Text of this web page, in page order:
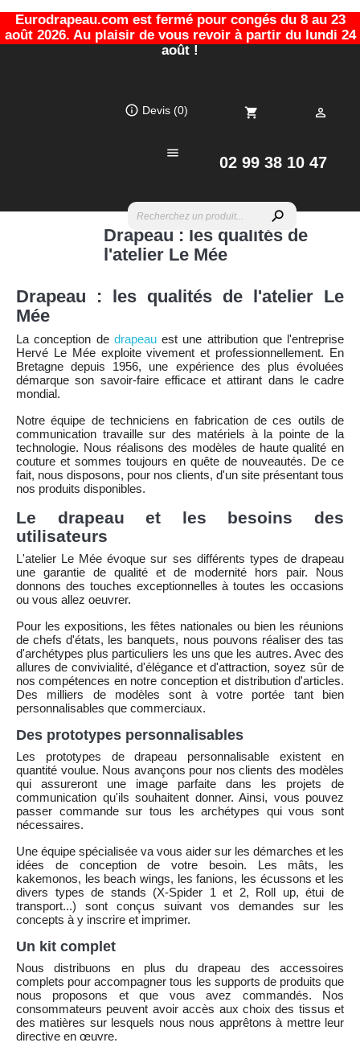
Eurodrapeau.com est fermé pour congés du 8 au 23
août 2026. Au plaisir de vous revoir à partir du lundi 24
août !
02 99 38 10 47
info_outline Devis (0)
search

shopping_cart 
Drapeau : les qualités de
l'atelier Le Mée
Drapeau : les qualités de l'atelier Le
Mée
La conception de drapeauest une attribution que l'entreprise
Hervé Le Mée exploite vivement et professionnellement. En
Bretagne depuis 1956, une expérience des plus évoluées
démarque son savoir-faire efficace et attirant dans le cadre
mondial.
Notre équipe de techniciens en fabrication de ces outils de
communication travaille sur des matériels à la pointe de la
technologie. Nous réalisons des modèles de haute qualité en
couture et sommes toujours en quête de nouveautés. De ce
fait, nous disposons, pour nos clients, d'un site présentant tous
nos produits disponibles.
Le drapeau et les besoins des
utilisateurs
L'atelier Le Mée évoque sur ses différents types de drapeau
une garantie de qualité et de modernité hors pair. Nous
donnons des touches exceptionnelles à toutes les occasions
ou vous allez oeuvrer.
Pour les expositions, les fêtes nationales ou bien les réunions
de chefs d'états, les banquets, nous pouvons réaliser des tas
d'archétypes plus particuliers les uns que les autres. Avec des
allures de convivialité, d'élégance et d'attraction, soyez sûr de
nos compétences en notre conception et distribution d'articles.
Des milliers de modèles sont à votre portée tant bien
personnalisables que commerciaux.
Des prototypes personnalisables
Les prototypes de drapeau personnalisable existent en
quantité voulue. Nous avançons pour nos clients des modèles
qui assureront une image parfaite dans les projets de
communication qu'ils souhaitent donner. Ainsi, vous pouvez
passer commande sur tous les archétypes qui vous sont
nécessaires.
Une équipe spécialisée va vous aider sur les démarches et les
idées de conception de votre besoin. Les mâts, les
kakemonos, les beach wings, les fanions, les écussons et les
divers types de stands (X-Spider 1 et 2, Roll up, étui de
transport...) sont conçus suivant vos demandes sur les
concepts à y inscrire et imprimer.
Un kit complet
Nous distribuons en plus du drapeau des accessoires
complets pour accompagner tous les supports de produits que
nous proposons et que vous avez commandés. Nos
consommateurs peuvent avoir accès aux choix des tissus et
des matières sur lesquels nous nous apprêtons à mettre leur
directive en œuvre.